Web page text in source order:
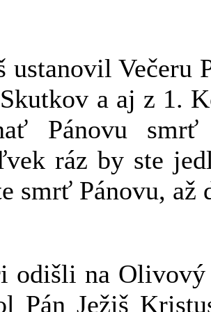
ustanovil
a aj z 1.
Pánovu
ráz by ste
smrť Pánovu,
odišli na Olivový
Pán Ježiš